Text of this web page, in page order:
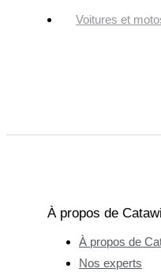
Voitures et
À propos de
À propos de
Nos experts